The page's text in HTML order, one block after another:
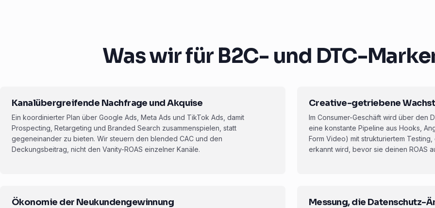
Was wir für B2C- und DTC-
Kanalübergreifende Nachfrage und Akquise
Ein koordinierter Plan über Google Ads, Meta Ads und TikTok Ads, damit
Prospecting, Retargeting und Branded Search zusammenspielen, statt
gegeneinander zu bieten. Wir steuern den blended CAC und den
Deckungsbeitrag, nicht den Vanity-ROAS einzelner Kanäle.
Creative-getriebene
Im Consumer-Geschäft wird über den
eine konstante Pipeline aus Hooks,
Form Video) mit strukturiertem
erkannt wird, bevor sie deinen ROAS
Ökonomie der Neukundengewinnung Messung, die Datenschutz-